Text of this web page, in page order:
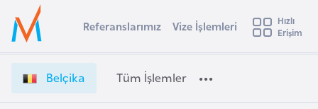
Ülke Seçimi
Başvuru yapmak istediğiniz ülkeyi seçin
Üye
Girişi
e
Referanslarımız Vize İşlemleri
Hızlı
Erişim
Belçika Tüm İşlemler
s
t
r
a